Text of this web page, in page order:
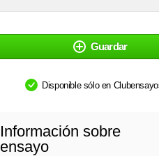
Guardar
Disponible sólo en
Información sobre
ensayo